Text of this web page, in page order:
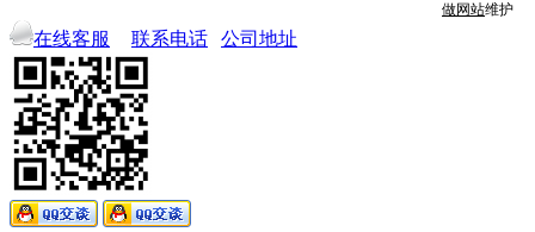
做网站维护
在线客服 联系电话 公司地址